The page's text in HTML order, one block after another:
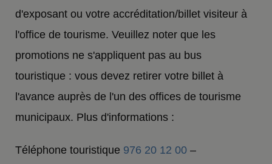
d'exposant ou votre accréditation/billet visiteur à
l'office de tourisme. Veuillez noter que les
promotions ne s'appliquent pas au bus
touristique : vous devez retirer votre billet à
l'avance auprès de l'un des offices de tourisme
municipaux. Plus d'informations :
Téléphone touristique 976 20 12 00 –